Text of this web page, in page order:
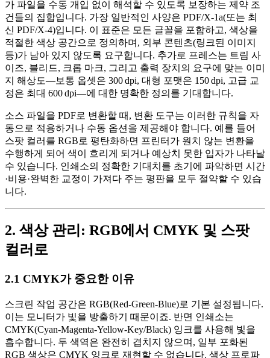
가 파일을 수동 개입 없이 해석할 수 있도록 보장하는 제약 조
건들의 집합입니다. 가장 일반적인 사양은 PDF/X‑1a(또는 최
신 PDF/X‑4)입니다. 이 표준은 모든 글꼴을 포함하고, 색상을
적절한 색상 공간으로 정의하며, 외부 콘텐츠(링크된 이미지
등)가 남아 있지 않도록 요구합니다. 추가로 프레스는 트림 사
이즈, 블리드, 크롭 마크, 그리고 출력 장치의 요구에 맞는 이미
지 해상도—보통 옵셋은 300 dpi, 대형 포맷은 150 dpi, 고급 교
정은 최대 600 dpi—에 대한 명확한 정의를 기대합니다.
소스 파일을 PDF로 변환할 때, 변환 도구는 이러한 규칙을 자
동으로 적용하거나 수동 옵션을 제공해야 합니다. 예를 들어
스팟 컬러를 RGB로 평탄화하면 프린터가 원치 않는 변환을
수행하게 되어 색이 흐리게 되거나 예상치 못한 입자가 나타날
수 있습니다. 인쇄소의 정확한 기대치를 초기에 파악하면 시간
·비용·완벽한 교정이 가져다 주는 평판을 모두 절약할 수 있습
니다.
2. 색상 관리: RGB에서 CMYK 및 스팟
컬러로
2.1 CMYK가 중요한 이유
스크린 작업 공간은 RGB(Red‑Green‑Blue)로 기본 설정됩니다.
이는 모니터가 빛을 방출하기 때문이죠. 반면 인쇄소는
CMYK(Cyan‑Magenta‑Yellow‑Key/Black) 잉크를 사용해 빛을
흡수합니다. 두 색역은 완전히 겹치지 않으며, 일부 포화된
RGB 색상은 CMYK 잉크로 재현할 수 없습니다. 색상 프로파